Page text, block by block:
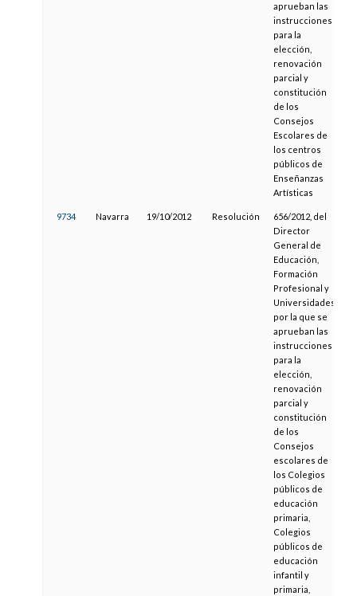
aprueban las
instrucciones
para la
elección,
renovación
parcial y
constitución
de los
Consejos
Escolares de
los centros
públicos de
Enseñanzas
Artísticas
9734 Navarra 19/10/2012 Resolución
656/2012, del
Director
General de
Educación,
Formación
Profesional y
Universidades,
por la que se
aprueban las
instrucciones
para la
elección,
renovación
parcial y
constitución
de los
Consejos
escolares de
los Colegios
públicos de
educación
primaria,
Colegios
públicos de
educación
infantil y
primaria,